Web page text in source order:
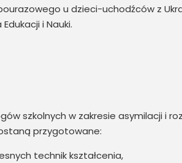
u dzieci-uchodźców z
i Nauki.
szkolnych w zakresie asymilacji i
przygotowane:
technik kształcenia,